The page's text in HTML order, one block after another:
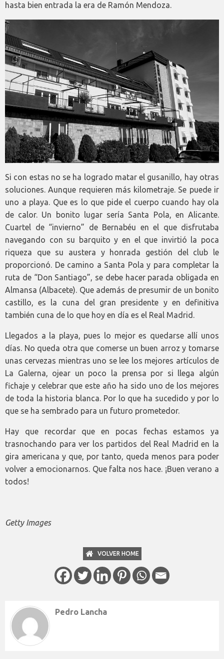
hasta bien entrada la era de Ramón Mendoza.
Si con estas no se ha logrado matar el gusanillo, hay otras
soluciones. Aunque requieren más kilometraje. Se puede ir
uno a playa. Que es lo que pide el cuerpo cuando hay ola
de calor. Un bonito lugar sería Santa Pola, en Alicante.
Cuartel de “invierno” de Bernabéu en el que disfrutaba
navegando con su barquito y en el que invirtió la poca
riqueza que su austera y honrada gestión del club le
proporcionó. De camino a Santa Pola y para completar la
ruta de “Don Santiago”, se debe hacer parada obligada en
Almansa (Albacete). Que además de presumir de un bonito
castillo, es la cuna del gran presidente y en definitiva
también cuna de lo que hoy en día es el Real Madrid.
Llegados a la playa, pues lo mejor es quedarse allí unos
días. No queda otra que comerse un buen arroz y tomarse
unas cervezas mientras uno se lee los mejores artículos de
La Galerna, ojear un poco la prensa por si llega algún
fichaje y celebrar que este año ha sido uno de los mejores
de toda la historia blanca. Por lo que ha sucedido y por lo
que se ha sembrado para un futuro prometedor.
Hay que recordar que en pocas fechas estamos ya
trasnochando para ver los partidos del Real Madrid en la
gira americana y que, por tanto, queda menos para poder
volver a emocionarnos. Que falta nos hace. ¡Buen verano a
todos!
Getty Images
VOLVER HOME
Pedro Lancha